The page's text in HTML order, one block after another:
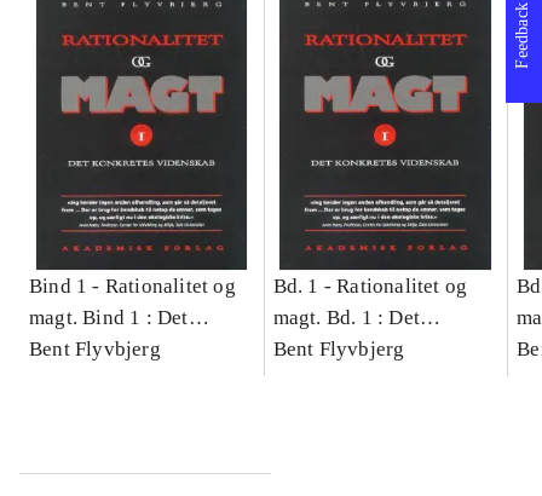
Bind 1 - Rationalitet og
magt. Bind 1 : Det
konkretes videnskab
Bent Flyvbjerg
Bd. 1 -Rationalitet og
magt. Bd. 1 : Det
konkretes videnskab
Bent Flyvbjerg
Feedback